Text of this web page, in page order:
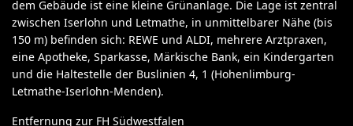
dem Gebäude ist eine kleine Grünanlage. Die Lage ist zentral
zwischen Iserlohn und Letmathe, in unmittelbarer Nähe (bis
150 m) befinden sich: REWE und ALDI, mehrere Arztpraxen,
eine Apotheke, Sparkasse, Märkische Bank, ein Kindergarten
und die Haltestelle der Buslinien 4, 1 (Hohenlimburg-
Letmathe-Iserlohn-Menden).
Entfernung zur FH Südwestfalen